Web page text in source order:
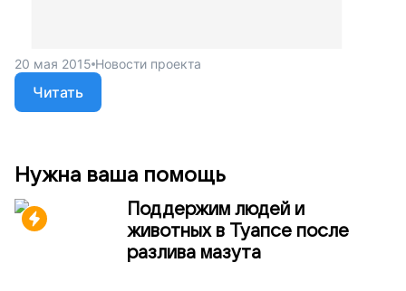
20 мая 2015 Новости проекта
Читать
Нужна ваша помощь
Поддержим людей и
животных в Туапсе после
разлива мазута